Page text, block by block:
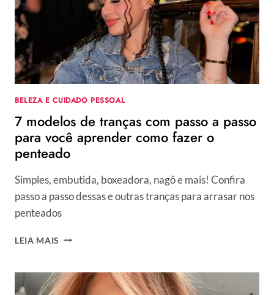
TUTORIAIS
RÁPIDOS
E
FÁCEIS
PARA
BELEZA E CUIDADO PESSOAL
7 modelos de tranças com passo a passo
para você aprender como fazer o
penteado
Simples, embutida, boxeadora, nagô e mais! Confira
passo a passo dessas e outras tranças para arrasar nos
penteados
LEIA MAIS
TRANÇAS
COM